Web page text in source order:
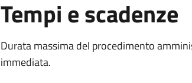
Tempi e scadenze
Durata massima del procedimento
immediata.